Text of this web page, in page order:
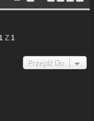
Z 1
Przejdź Do